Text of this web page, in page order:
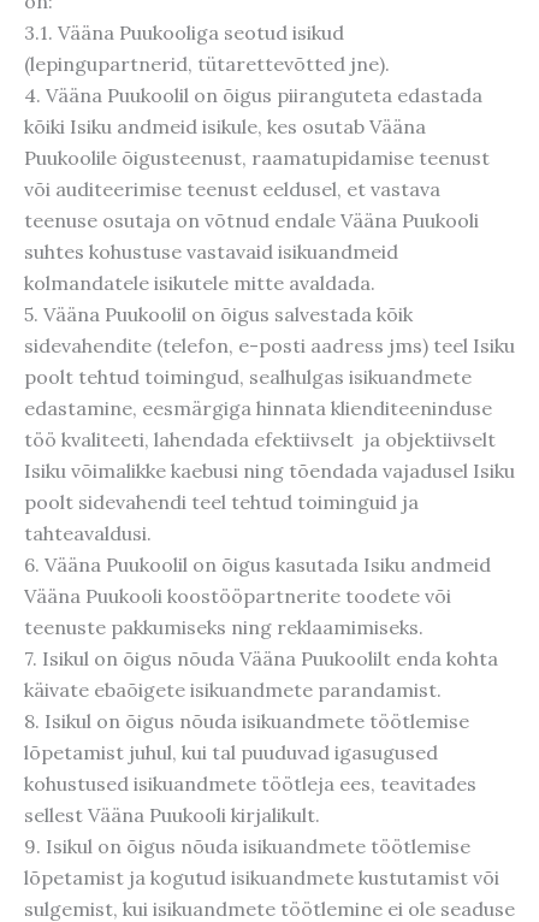
3.1. Vääna Puukooliga seotud isikud
(lepingupartnerid, tütarettevõtted jne).
4. Vääna Puukoolil on õigus piiranguteta edastada
kõiki Isiku andmeid isikule, kes osutab Vääna
Puukoolile õigusteenust, raamatupidamise teenust
või auditeerimise teenust eeldusel, et vastava
teenuse osutaja on võtnud endale Vääna Puukooli
suhtes kohustuse vastavaid isikuandmeid
kolmandatele isikutele mitte avaldada.
5. Vääna Puukoolil on õigus salvestada kõik
sidevahendite (telefon, e-posti aadress jms) teel Isiku
poolt tehtud toimingud, sealhulgas isikuandmete
edastamine, eesmärgiga hinnata klienditeeninduse
töö kvaliteeti, lahendada efektiivselt ja objektiivselt
Isiku võimalikke kaebusi ning tõendada vajadusel Isiku
poolt sidevahendi teel tehtud toiminguid ja
tahteavaldusi.
6. Vääna Puukoolil on õigus kasutada Isiku andmeid
Vääna Puukooli koostööpartnerite toodete või
teenuste pakkumiseks ning reklaamimiseks.
7. Isikul on õigus nõuda Vääna Puukoolilt enda kohta
käivate ebaõigete isikuandmete parandamist.
8. Isikul on õigus nõuda isikuandmete töötlemise
lõpetamist juhul, kui tal puuduvad igasugused
kohustused isikuandmete töötleja ees, teavitades
sellest Vääna Puukooli kirjalikult.
9. Isikul on õigus nõuda isikuandmete töötlemise
lõpetamist ja kogutud isikuandmete kustutamist või
sulgemist, kui isikuandmete töötlemine ei ole seaduse